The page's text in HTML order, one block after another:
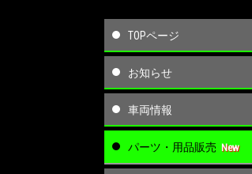
TOPページ
お知らせ
車両情報
パーツ・用品販売